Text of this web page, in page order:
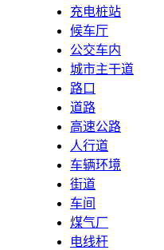
充电桩站
候车厅
公交车内
城市主干道
路口
道路
高速公路
人行道
车辆环境
街道
车间
煤气厂
电线杆